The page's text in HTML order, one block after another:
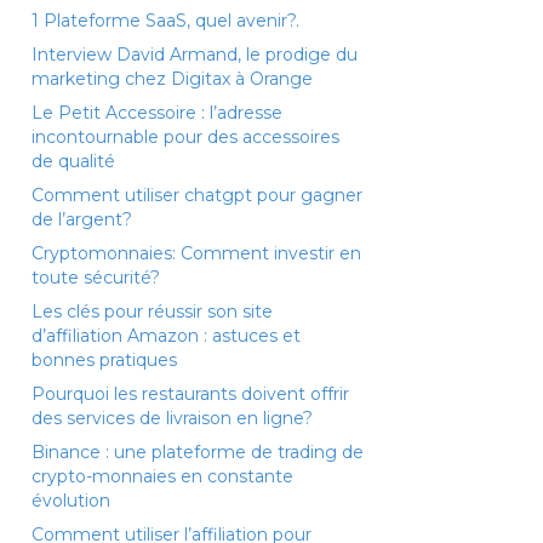
1 Plateforme SaaS, quel avenir?.
Interview David Armand, le prodige du
marketing chez Digitax à Orange
Le Petit Accessoire : l’adresse
incontournable pour des accessoires
de qualité
Comment utiliser chatgpt pour gagner
de l’argent?
Cryptomonnaies: Comment investir en
toute sécurité?
Les clés pour réussir son site
d’affiliation Amazon : astuces et
bonnes pratiques
Pourquoi les restaurants doivent offrir
des services de livraison en ligne?
Binance : une plateforme de trading de
crypto-monnaies en constante
évolution
Comment utiliser l’affiliation pour